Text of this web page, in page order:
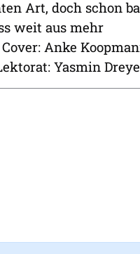
Art, doch schon
weit aus mehr
Anke
Yasmin